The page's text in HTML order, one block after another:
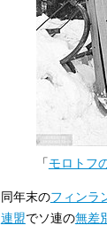
「モロトフ
同年末のフィンラ
連盟でソ連の無差